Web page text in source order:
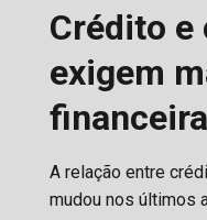
Crédito e
exigem
financeira
A relação entre
mudou nos últimos